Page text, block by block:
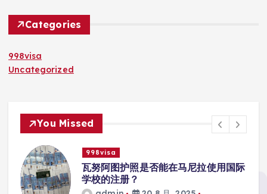
Categories
998visa
Uncategorized
You Missed
998visa
瓦努阿图护照是否能在马尼拉使用国际
学校的注册？